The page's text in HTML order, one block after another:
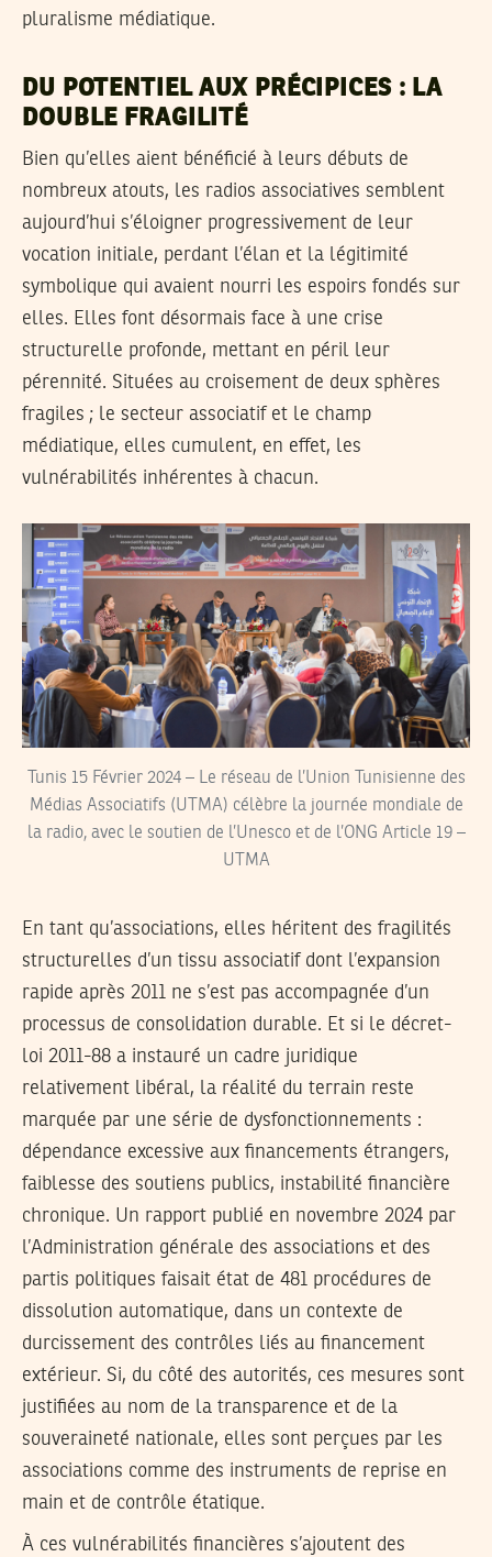
pluralisme médiatique.
DU POTENTIEL AUX PRÉCIPICES : LA
DOUBLE FRAGILITÉ
Bien qu’elles aient bénéficié à leurs débuts de
nombreux atouts, les radios associatives semblent
aujourd’hui s’éloigner progressivement de leur
vocation initiale, perdant l’élan et la légitimité
symbolique qui avaient nourri les espoirs fondés sur
elles. Elles font désormais face à une crise
structurelle profonde, mettant en péril leur
pérennité. Situées au croisement de deux sphères
fragiles ; le secteur associatif et le champ
médiatique, elles cumulent, en effet, les
vulnérabilités inhérentes à chacun.
Tunis 15 Février 2024 – Le réseau de l’Union Tunisienne des
Médias Associatifs (UTMA) célèbre la journée mondiale de
la radio, avec le soutien de l’Unesco et de l’ONG Article 19 –
UTMA
En tant qu’associations, elles héritent des fragilités
structurelles d’un tissu associatif dont l’expansion
rapide après 2011 ne s’est pas accompagnée d’un
processus de consolidation durable. Et si le décret-
loi 2011-88 a instauré un cadre juridique
relativement libéral, la réalité du terrain reste
marquée par une série de dysfonctionnements :
dépendance excessive aux financements étrangers,
faiblesse des soutiens publics, instabilité financière
chronique. Un rapport publié en novembre 2024 par
l’Administration générale des associations et des
partis politiques faisait état de 481 procédures de
dissolution automatique, dans un contexte de
durcissement des contrôles liés au financement
extérieur. Si, du côté des autorités, ces mesures sont
justifiées au nom de la transparence et de la
souveraineté nationale, elles sont perçues par les
associations comme des instruments de reprise en
main et de contrôle étatique.
À ces vulnérabilités financières s’ajoutent des